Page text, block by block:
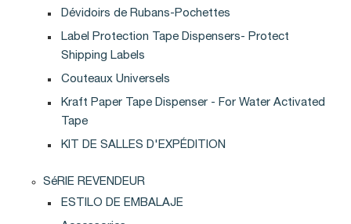
Dévidoirs de Rubans-Pochettes
Label Protection Tape Dispensers- Protect
Shipping Labels
Couteaux Universels
Kraft Paper Tape Dispenser - For Water Activated
Tape
KIT DE SALLES D'EXPÉDITION
SéRIE REVENDEUR
ESTILO DE EMBALAJE